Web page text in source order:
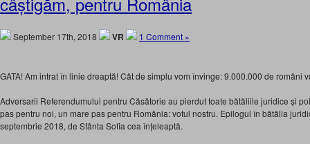
September 17th, 2018 VR 1 Comment »
GATA! Am intrat în linie dreaptă! Cât de simplu vom învinge: 9.000.000 de români
Adversarii Referendumului pentru Căsătorie au pierdut toate bătăliile juridice și
pas pentru noi, un mare pas pentru România: votul nostru. Epilogul în bătălia
septembrie 2018, de Sfânta Sofia cea înțeleaptă.